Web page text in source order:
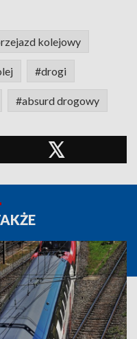
kolejowy
#drogi
#absurd drogowy